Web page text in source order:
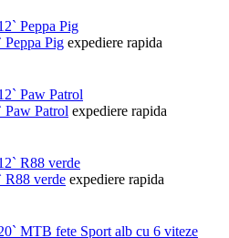
Pig expediere rapida
Patrol expediere rapida
verde expediere rapida